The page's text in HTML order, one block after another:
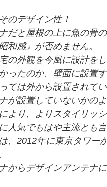
のデザイン性！
だと屋根の上に魚の骨
和感』が否めません。
の外観を今風に設計を
ったのか、壁面に設置
ては外から設置されて
が設置していないかの
より、よりスタイリッ
人気でもはや主流とも
、2012年に東京タワー
からデザインアンテナ